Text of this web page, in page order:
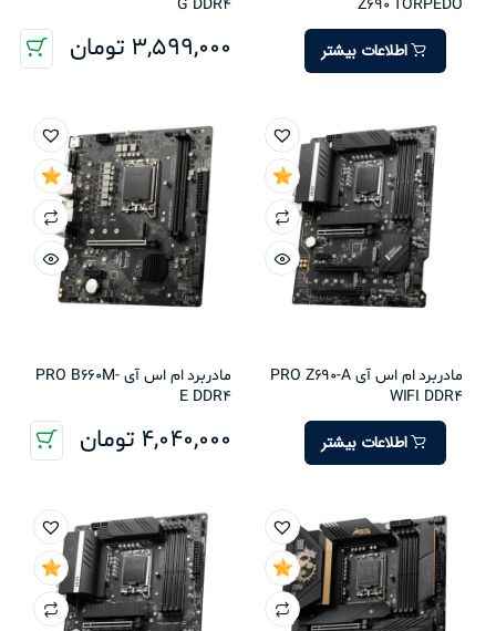
Z690 TORPEDO
اطلاعات بیشتر
G DDR4
3,599,000 تومان
مادربرد ام اس آی PRO Z690-A
WIFI DDR4
اطلاعات بیشتر
مادربرد ام اس آی PRO B660M-
E DDR4
4,040,000 تومان